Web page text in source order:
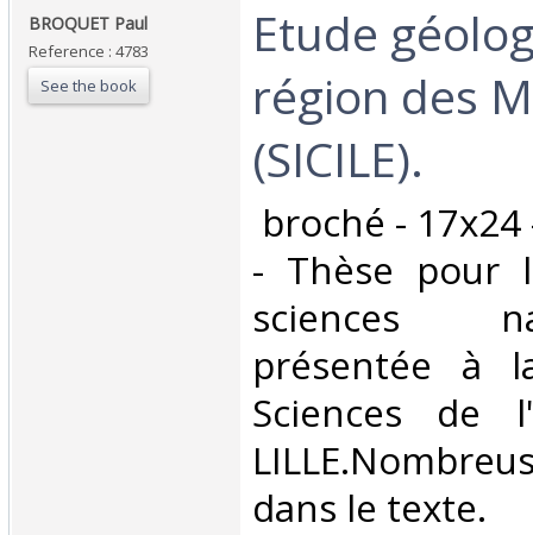
‎BROQUET Paul‎
Reference : 4783
See the book
‎Etude
région des
(SICILE).‎
broché -
- Thèse pour
sciences
présentée à
Sciences de
dans le texte.‎